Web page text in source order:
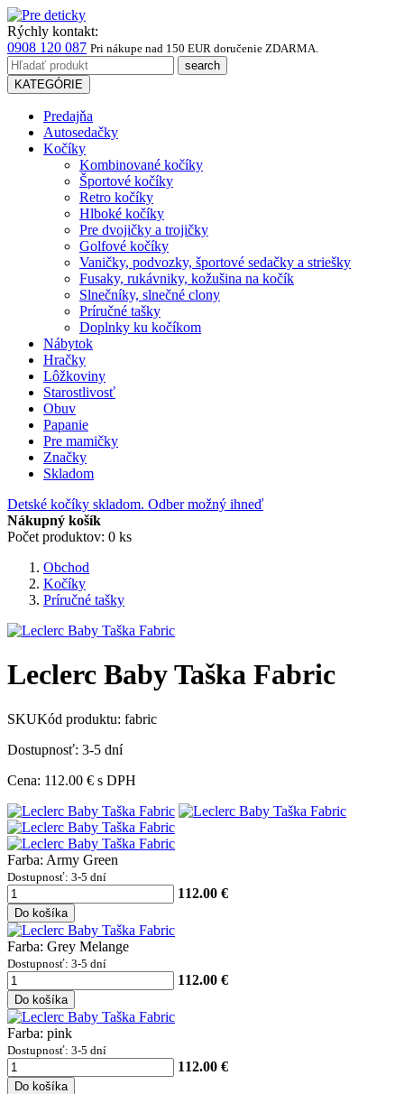
Rýchly kontakt:
0908 120 087 Pri nákupe nad 150 EUR doručenie ZDARMA.
KATEGÓRIE
Predajňa
Autosedačky
Kočíky
Kombinované kočíky
Športové kočíky
Retro kočíky
Hlboké kočíky
Pre dvojičky a trojičky
Golfové kočíky
Vaničky, podvozky, športové sedačky a striešky
Fusaky, rukávniky, kožušina na kočík
Slnečníky, slnečné clony
Príručné tašky
Doplnky ku kočíkom
Nábytok
Hračky
Lôžkoviny
Starostlivosť
Obuv
Papanie
Pre mamičky
Značky
Skladom
Detské kočíky skladom. Odber možný ihneď
Nákupný košík
Počet produktov: 0 ks
Obchod
Kočíky
Príručné tašky
Leclerc Baby Taška Fabric
SKUKód produktu: fabric
Dostupnosť: 3-5 dní
Cena: 112.00 € s DPH
Farba: Army Green
Dostupnosť: 3-5 dní
112.00 €
Do košíka
Farba: Grey Melange
Dostupnosť: 3-5 dní
112.00 €
Do košíka
Farba: pink
Dostupnosť: 3-5 dní
112.00 €
Do košíka